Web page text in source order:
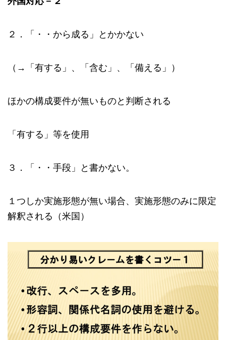
２．「・・から成る」とかかない
（→「有する」、「含む」、「備える」）
ほかの構成要件が無いものと判断される
「有する」等を使用
３．「・・手段」と書かない。
１つしか実施形態が無い場合、実施形態のみに限定
解釈される（米国）